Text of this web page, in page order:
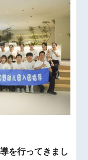
を行ってきまし